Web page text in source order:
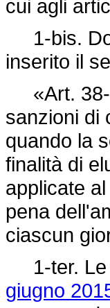
cui agli
1-bis.
inserito il
«Art. 38-
sanzioni di
quando la
finalità di
applicate
pena
ciascun
1-ter. Le
giugno